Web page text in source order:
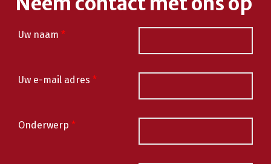
Uw naam *
Uw e-mail adres *
Onderwerp *